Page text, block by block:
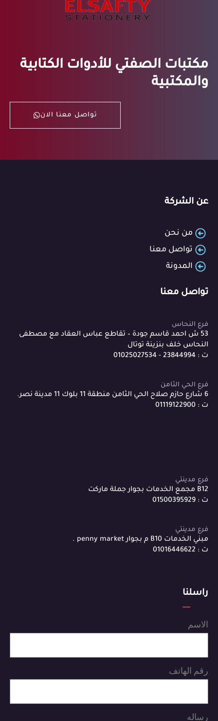
مكتبات الصفتي للأدوات الكتابية
والمكتبية
تواصل معنا الان
عن الشركة
من نحن
تواصل معنا
المدونة
تواصل معنا
فرع النحاس
53 ش احمد قاسم جودة – تقاطع عباس العقاد مع مصطفى
النحاس خلف بنزينة توتال
ت : 23844994 - 01025027534
فرع الحي الثامن
6 شارع حازم صلاح الحي الثامن منطقة 11 بلوك 11 مدينة نصر.
ت : 01119122900
فرع مدينتي
B12 مجمع الخدمات بجوار جملة ماركت
ت : 01500395929
فرع مدينتي
مبني الخدمات B10 م بجوار penny market .
ت : 01016446622
راسلنا
الاسم
رقم الهاتف
رساله